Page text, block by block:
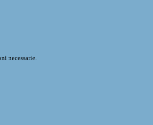
necessarie.